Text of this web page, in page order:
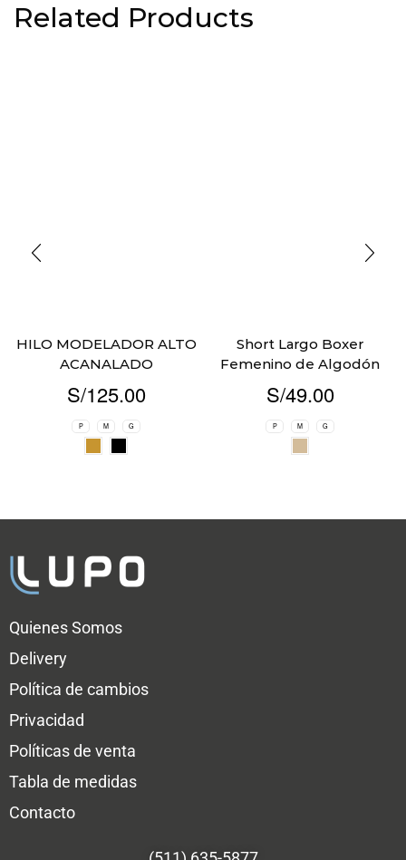
Related Products
HILO MODELADOR ALTO
ACANALADO
S/125.00
P M G
Short Largo Boxer
Femenino de Algodón
S/49.00
P M G
Quienes Somos
Delivery
Política de cambios
Privacidad
Políticas de venta
Tabla de medidas
Contacto